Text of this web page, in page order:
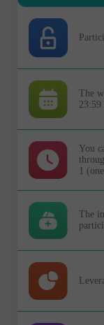
The
You
1
The